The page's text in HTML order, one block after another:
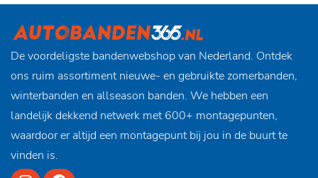
De voordeligste bandenwebshop van Nederland. Ontdek
ons ruim assortiment nieuwe- en gebruikte zomerbanden,
winterbanden en allseason banden. We hebben een
landelijk dekkend netwerk met 600+ montagepunten,
waardoor er altijd een montagepunt bij jou in de buurt te
vinden is.